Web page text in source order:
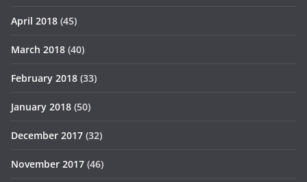
April 2018 (45)
March 2018 (40)
February 2018 (33)
January 2018 (50)
December 2017 (32)
November 2017 (46)